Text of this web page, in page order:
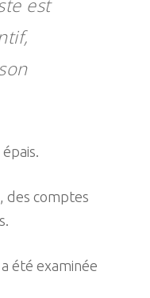
est
des comptes
été examinée